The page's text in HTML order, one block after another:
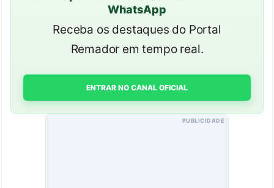
WhatsApp
Receba os destaques do Portal
Remador em tempo real.
ENTRAR NO CANAL OFICIAL
PUBLICIDADE